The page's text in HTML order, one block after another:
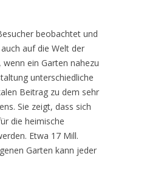
beobachtet und
auf die Welt der
ein Garten nahezu
unterschiedliche
Beitrag zu dem sehr
Sie zeigt, dass sich
die heimische
Etwa 17 Mill.
Garten kann jeder